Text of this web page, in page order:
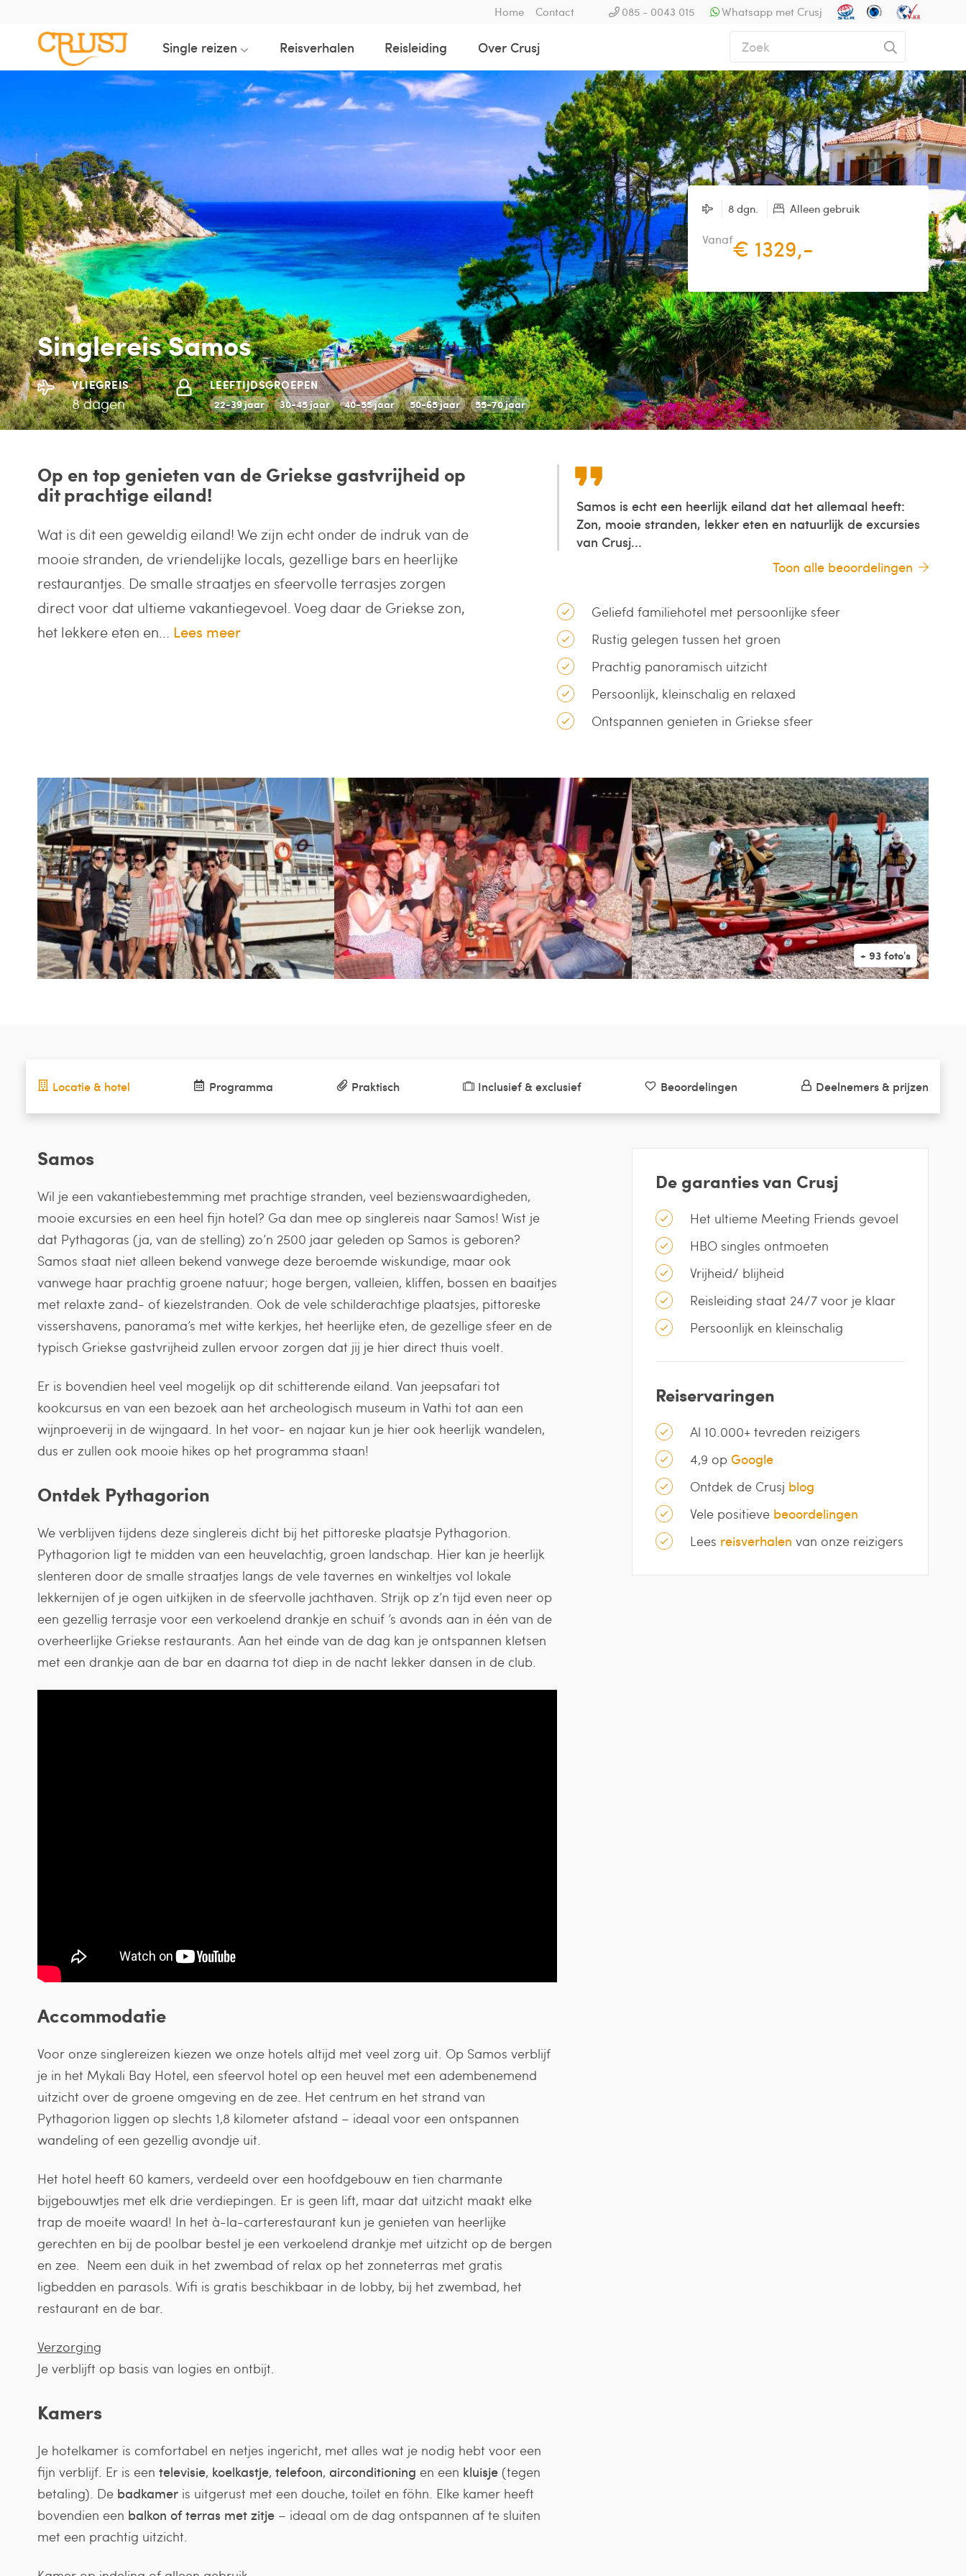
Home Contact 085 - 0043 015 Whatsapp met Crusj
Single reizen Reisverhalen Reisleiding Over Crusj
8 dgn. Alleen gebruik
Vanaf€ 1329,-
Singlereis Samos
VLIEGREIS
8 dagen
LEEFTIJDSGROEPEN
22-39 jaar 30-45 jaar 40-55 jaar 50-65 jaar 55-70 jaar
Op en top genieten van de Griekse gastvrijheid op
dit prachtige eiland!
Wat is dit een geweldig eiland! We zijn echt onder de indruk van de
mooie stranden, de vriendelijke locals, gezellige bars en heerlijke
restaurantjes. De smalle straatjes en sfeervolle terrasjes zorgen
direct voor dat ultieme vakantiegevoel. Voeg daar de Griekse zon,
het lekkere eten en... Lees meer
Samos is echt een heerlijk eiland dat het allemaal heeft:
Zon, mooie stranden, lekker eten en natuurlijk de excursies
van Crusj...
Toon alle beoordelingen
Geliefd familiehotel met persoonlijke sfeer
Rustig gelegen tussen het groen
Prachtig panoramisch uitzicht
Persoonlijk, kleinschalig en relaxed
Ontspannen genieten in Griekse sfeer
Locatie & hotel
Samos
Wil je een vakantiebestemming met prachtige stranden, veel bezienswaardigheden,
mooie excursies en een heel fijn hotel? Ga dan mee op singlereis naar Samos! Wist je
dat Pythagoras (ja, van de stelling) zo’n 2500 jaar geleden op Samos is geboren?
Samos staat niet alleen bekend vanwege deze beroemde wiskundige, maar ook
vanwege haar prachtig groene natuur; hoge bergen, valleien, kliffen, bossen en baaitjes
met relaxte zand- of kiezelstranden. Ook de vele schilderachtige plaatsjes, pittoreske
vissershavens, panorama’s met witte kerkjes, het heerlijke eten, de gezellige sfeer en de
typisch Griekse gastvrijheid zullen ervoor zorgen dat jij je hier direct thuis voelt.
Er is bovendien heel veel mogelijk op dit schitterende eiland. Van jeepsafari tot
kookcursus en van een bezoek aan het archeologisch museum in Vathi tot aan een
wijnproeverij in de wijngaard. In het voor- en najaar kun je hier ook heerlijk wandelen,
dus er zullen ook mooie hikes op het programma staan!
Ontdek Pythagorion
We verblijven tijdens deze singlereis dicht bij het pittoreske plaatsje Pythagorion.
Pythagorion ligt te midden van een heuvelachtig, groen landschap. Hier kan je heerlijk
slenteren door de smalle straatjes langs de vele tavernes en winkeltjes vol lokale
lekkernijen of je ogen uitkijken in de sfeervolle jachthaven. Strijk op z’n tijd even neer op
een gezellig terrasje voor een verkoelend drankje en schuif ’s avonds aan in één van de
overheerlijke Griekse restaurants. Aan het einde van de dag kan je ontspannen kletsen
met een drankje aan de bar en daarna tot diep in de nacht lekker dansen in de club.
Accommodatie
Voor onze singlereizen kiezen we onze hotels altijd met veel zorg uit. Op Samos verblijf
je in het Mykali Bay Hotel, een sfeervol hotel op een heuvel met een adembenemend
uitzicht over de groene omgeving en de zee. Het centrum en het strand van
Pythagorion liggen op slechts 1,8 kilometer afstand – ideaal voor een ontspannen
wandeling of een gezellig avondje uit.
Het hotel heeft 60 kamers, verdeeld over een hoofdgebouw en tien charmante
bijgebouwtjes met elk drie verdiepingen. Er is geen lift, maar dat uitzicht maakt elke
trap de moeite waard! In het à-la-carterestaurant kun je genieten van heerlijke
gerechten en bij de poolbar bestel je een verkoelend drankje met uitzicht op de bergen
en zee. Neem een duik in het zwembad of relax op het zonneterras met gratis
ligbedden en parasols. Wifi is gratis beschikbaar in de lobby, bij het zwembad, het
restaurant en de bar.
Verzorging
Je verblijft op basis van logies en ontbijt.
Kamers
Je hotelkamer is comfortabel en netjes ingericht, met alles wat je nodig hebt voor een
fijn verblijf. Er is een televisie, koelkastje, telefoon, airconditioning en een kluisje (tegen
betaling). De badkamer is uitgerust met een douche, toilet en föhn. Elke kamer heeft
bovendien een balkon of terras met zitje – ideaal om de dag ontspannen af te sluiten
met een prachtig uitzicht.
De garanties van Crusj
Het ultieme Meeting Friends gevoel
HBO singles ontmoeten
Vrijheid/ blijheid
Reisleiding staat 24/7 voor je klaar
Persoonlijk en kleinschalig
Reiservaringen
Al 10.000+ tevreden reizigers
4,9 op Google
Ontdek de Crusj blog
Vele positieve beoordelingen
Lees reisverhalen van onze reizigers
Programma Praktisch Inclusief & exclusief Beoordelingen Deelnemers & prijzen